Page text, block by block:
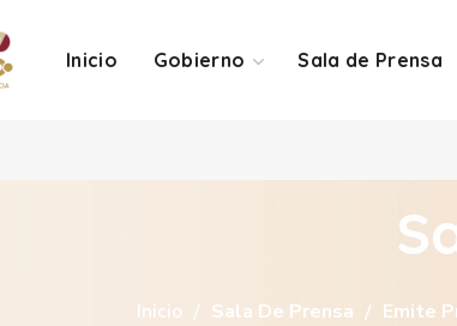
Inicio Gobierno Sala de Prensa
Inicio Sala De Prensa Emite